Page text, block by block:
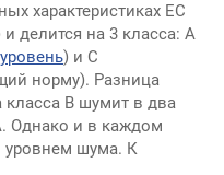
характеристиках ЕС
делится на 3 класса: A
) и C
норму). Разница
класса B шумит в два
Однако и в каждом
уровнем шума. К